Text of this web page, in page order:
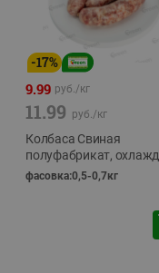
-17%
9.99 руб./кг
11.99 руб./кг
Колбаса Свиная
полуфабрикат, охлажд
фасовка:0,5-0,7кг